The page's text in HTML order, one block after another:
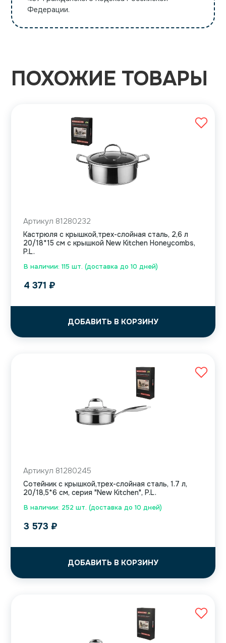
Федерации.
ПОХОЖИЕ ТОВАРЫ
В наличии: 115 шт. (доставка до 10 дней)
Артикул 81280232
Кастрюля с крышкой,трех-слойная сталь, 2,6 л
20/18*15 см с крышкой New Kitchen Honeycombs,
P.L.
4 371 ₽
ДОБАВИТЬ В КОРЗИНУ
В наличии: 252 шт. (доставка до 10 дней)
Артикул 81280245
Сотейник с крышкой,трех-слойная сталь, 1.7 л,
20/18,5*6 см, серия "New Kitchen", P.L.
3 573 ₽
ДОБАВИТЬ В КОРЗИНУ